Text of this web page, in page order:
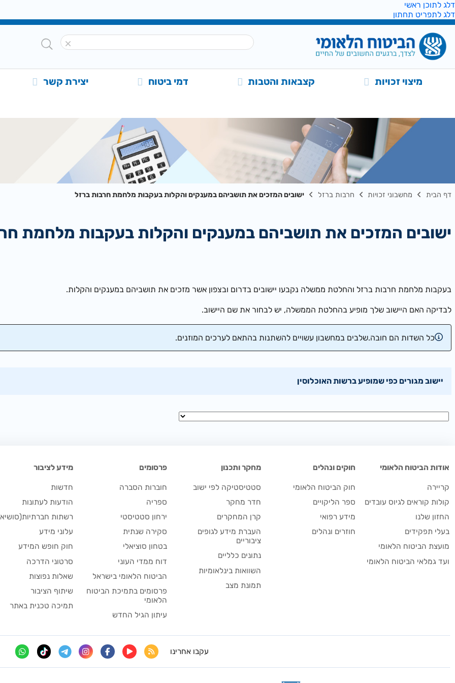
דלג לתוכן ראשי
דלג לתפריט תחתון
מיצוי זכויות קצבאות והטבות דמי ביטוח יצירת קשר
דף הבית מחשבוני זכויות חרבות ברזל ישובים המזכים את תושביהם במענקים והקלות בעקבות מלחמת חרבות ברזל
ישובים המזכים את תושביהם במענקים והקלות בעקבות מלחמת
בעקבות מלחמת חרבות ברזל והחלטת ממשלה נקבעו יישובים בדרום ובצפון אשר מזכים את תושביהם במענקים והקלות.
לבדיקה האם היישוב שלך מופיע בהחלטת הממשלה, יש לבחור את שם היישוב.
כל השדות הם חובה.שלבים במחשבון עשויים להשתנות בהתאם לערכים המוזנים.
יישוב מגורים כפי שמופיע ברשות האוכלוסין
אודות הביטוח הלאומי
קריירה
קולות קוראים לגיוס עובדים
החזון שלנו
בעלי תפקידים
מועצת הביטוח הלאומי
ועד גמלאי הביטוח הלאומי
חוקים ונהלים
חוק הביטוח הלאומי
ספר הליקויים
מידע רפואי
חוזרים ונהלים
מחקר ותכנון
סטטיסטיקה לפי ישוב
חדר מחקר
קרן המחקרים
העברת מידע לגופים
ציבוריים
נתונים כלליים
השוואות בינלאומיות
תמונת מצב
פרסומים
חוברות הסברה
ספריה
ירחון סטטיסטי
סקירה שנתית
בטחון סוציאלי
דוח ממדי העוני
הביטוח הלאומי בישראל
פרסומים בתמיכת הביטוח
הלאומי
עיתון הגיל החדש
מידע לציבור
חדשות
הודעות לעתונות
רשתות
עלוני מידע
חוק חופש המידע
סרטוני הדרכה
שאלות נפוצות
שיתוף הציבור
תמיכה טכנית באתר
עקבו אחרינו